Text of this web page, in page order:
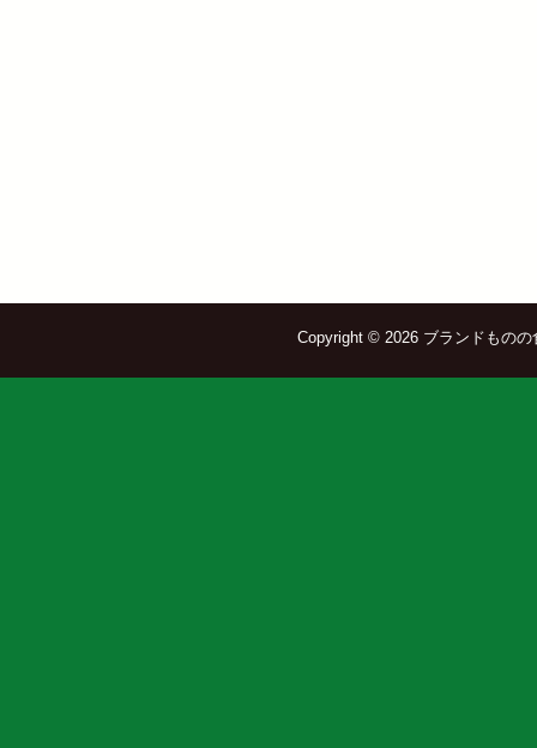
Copyright © 2026 ブランドもの